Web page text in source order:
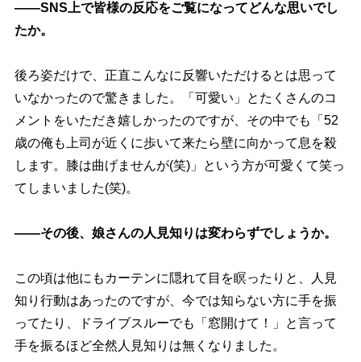
――SNS上で皆様の反応をご覧になってどんな思いでし
たか。
後ろ姿だけで、正直こんなに反響いただけるとは思って
いなかったので驚きました。「可愛い」とたくさんのコ
メントをいただき嬉しかったのですが、その中でも「52
歳の俺も上司が近くに歩いて来たら壁に向かって息を殺
します。膝は曲げませんが(笑)」という方が可愛くて笑っ
てしまいました(笑)。
――その後、娘さんの人見知りは変わらずでしょうか。
この頃は他にもカーテンに隠れて目を瞑ったりと、人見
知り行動はあったのですが、今では知らない方に手を振
ってたり、ドライブスルーでも「窓開けて！」と言って
手を振るほど全然人見知りは無くなりました。